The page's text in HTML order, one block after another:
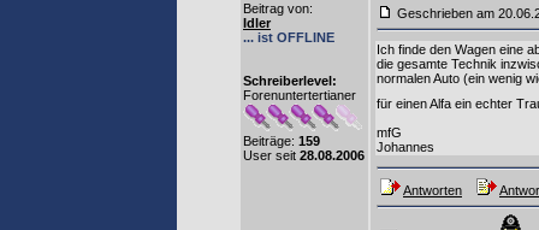
Beitrag von:
Idler
... ist OFFLINE
Schreiberlevel:
Forenuntertertianer
Beiträge: 159
User seit 28.08.2006
Geschrieben am
Ich finde den Wagen eine
die gesamte Technik
normalen Auto (ein wenig
für einen Alfa ein echter
mfG
Johannes
Antworten